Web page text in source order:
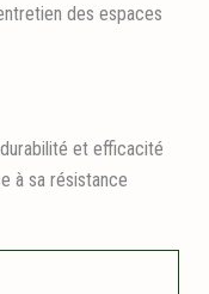
des espaces
et efficacité
à sa résistance